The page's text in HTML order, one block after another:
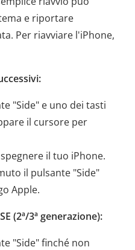
e riportare
Per riavviare l'iPhone,
"Side" e uno dei tasti
il cursore per
il tuo iPhone.
il pulsante "Side"
Apple.
(2ª/3ª generazione):
"Side" finché non